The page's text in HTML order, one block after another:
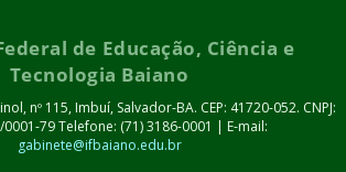
de Educação, Ciência e
Tecnologia Baiano
nº 115, Imbuí, Salvador-BA. CEP: 41720-052. CNPJ:
0001-79 Telefone: (71) 3186-0001 | E-mail:
gabinete@ifbaiano.edu.br